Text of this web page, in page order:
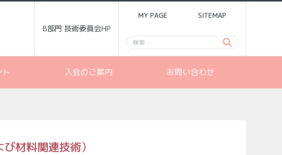
B部門 技術委員会HP
MY PAGE SITEMAP
入会のご案内 お問い合わせ
材料関連技術）